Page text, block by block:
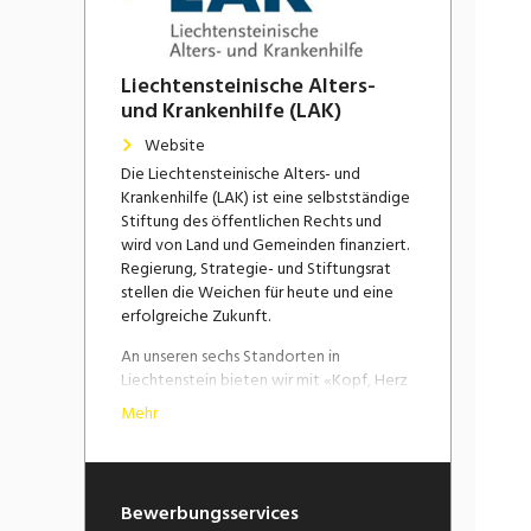
Liechtensteinische Alters-
und Krankenhilfe (LAK)
Website
Die Liechtensteinische Alters- und
Krankenhilfe (LAK) ist eine selbstständige
Stiftung des öffentlichen Rechts und
wird von Land und Gemeinden finanziert.
Regierung, Strategie- und Stiftungsrat
stellen die Weichen für heute und eine
erfolgreiche Zukunft.
An unseren sechs Standorten in
Liechtenstein bieten wir mit «Kopf, Herz
und Hand» ein vielfältiges Pflege- und
Betreuungsangebot an. In unseren
wohnliches Umfeld, das Sicherheit
Mehr
Bewerbungsservices